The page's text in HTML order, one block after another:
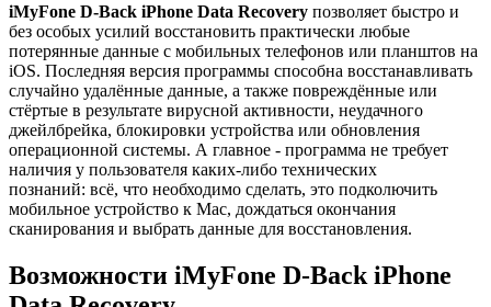
iMyFone D-Back iPhone Data Recovery позволяет быстро и
без особых усилий восстановить практически любые
потерянные данные с мобильных телефонов или планштов на
iOS. Последняя версия программы способна восстанавливать
случайно удалённые данные, а также повреждённые или
стёртые в результате вирусной активности, неудачного
джейлбрейка, блокировки устройства или обновления
операционной системы. А главное - программа не требует
наличия у пользователя каких-либо технических
познаний: всё, что необходимо сделать, это подколючить
мобильное устройство к Mac, дождаться окончания
сканирования и выбрать данные для восстановления.
Возможности iMyFone D-Back iPhone